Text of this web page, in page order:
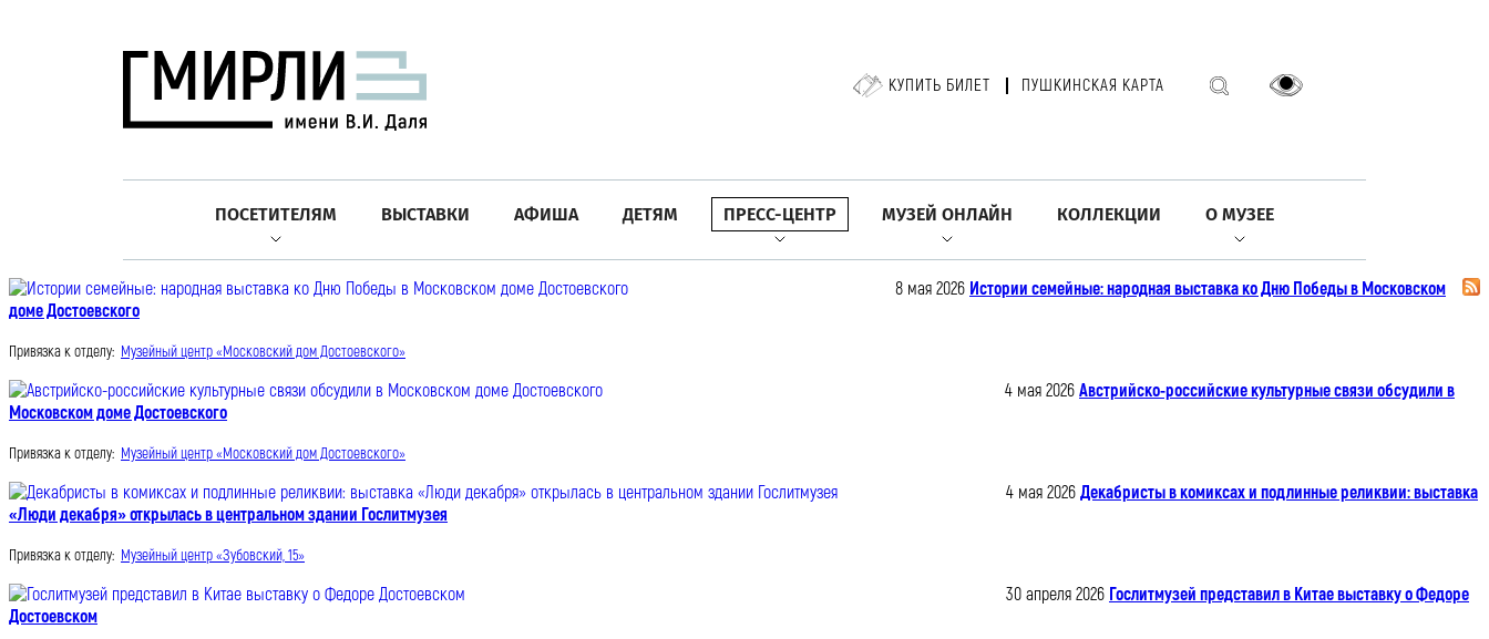
КУПИТЬ БИЛЕТ ПУШКИНСКАЯ КАРТА
ПОСЕТИТЕЛЯМ ВЫСТАВКИ АФИША ДЕТЯМ ПРЕСС-ЦЕНТР МУЗЕЙ ОНЛАЙН КОЛЛЕКЦИИ О МУЗЕЕ
8 мая 2026 Истории семейные: народная выставка ко Дню Победы в Московском
доме Достоевского
Привязка к отделу: Музейный центр «Московский дом Достоевского»
4 мая 2026 Австрийско-российские культурные связи обсудили в
Московском доме Достоевского
Привязка к отделу: Музейный центр «Московский дом Достоевского»
4 мая 2026 Декабристы в комиксах и подлинные реликвии: выставка
«Люди декабря» открылась в центральном здании Гослитмузея
Привязка к отделу: Музейный центр «Зубовский, 15»
30 апреля 2026 Гослитмузей представил в Китае выставку о Федоре
Достоевском